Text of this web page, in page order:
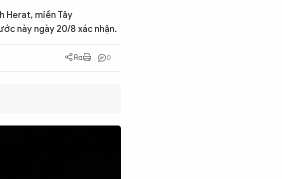
Herat, miền Tây
này ngày 20/8 xác nhận.
0